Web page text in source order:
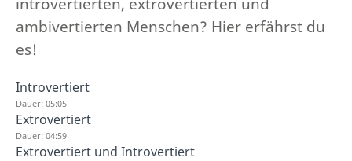
ambivertierten Menschen? Hier erfährst du
es!
Introvertiert
Dauer: 05:05
Extrovertiert
Dauer: 04:59
Extrovertiert und Introvertiert